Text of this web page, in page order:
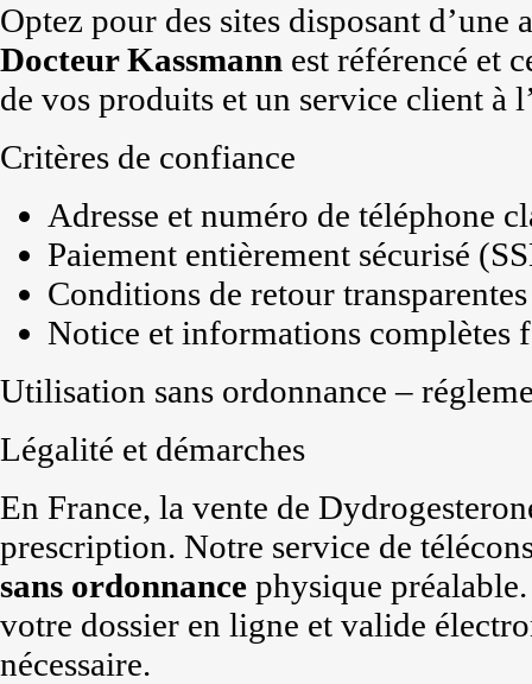
Optez pour des sites disposant
Docteur Kassmann est référencé et
de vos produits et un service client à
Critères de confiance
Adresse et numéro de téléphone
Paiement entièrement sécurisé
Conditions de retour
Notice et informations complètes
Utilisation sans ordonnance –
Légalité et démarches
En France, la vente de
prescription. Notre service de
sans ordonnance physique
votre dossier en ligne et valide
nécessaire.